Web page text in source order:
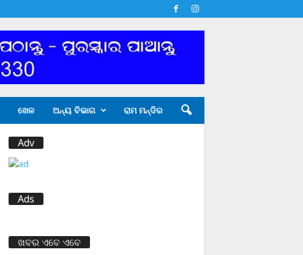
ଖେଳ ଅନ୍ୟ ବିଭାଗ ରାମ ମନ୍ଦିର
Adv
Ads
ଖବର ଏବେ ଏବେ